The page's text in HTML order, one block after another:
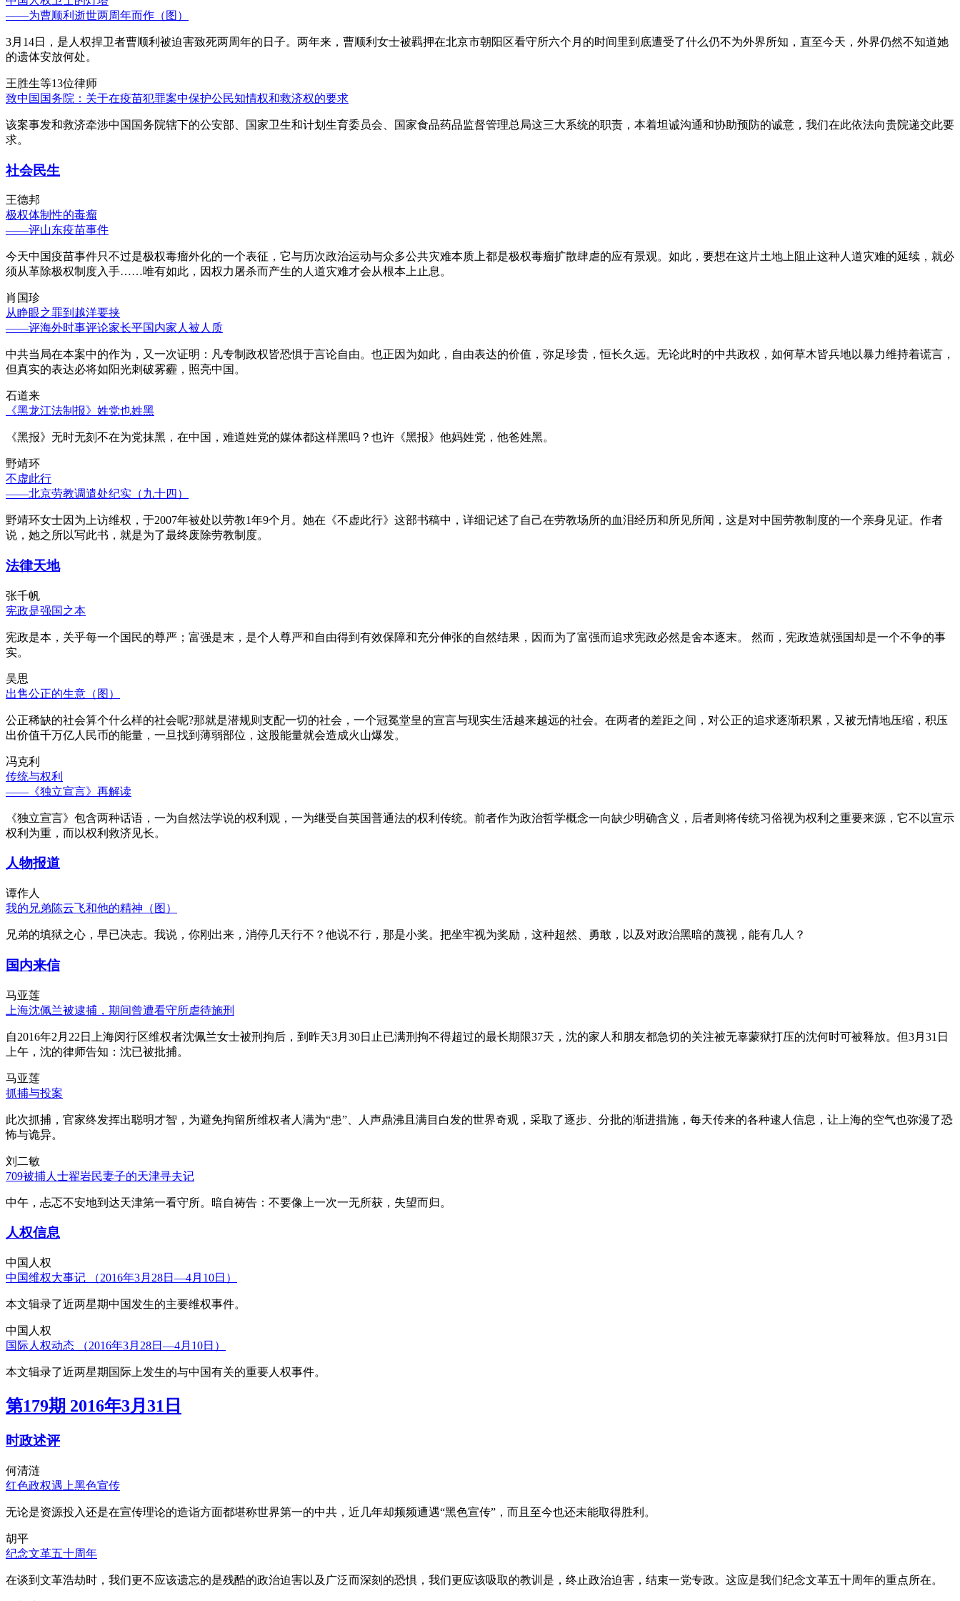
——为曹顺利逝世两周年而作（图）
3月14日，是人权捍卫者曹顺利被迫害致死两周年的日子。两年来，曹顺利女士被羁押在北京市朝阳区看守所六个月的时间里到底遭受了什么仍不为外界所知，直至今天，外界仍然不知道她
的遗体安放何处。
王胜生等13位律师
致中国国务院：关于在疫苗犯罪案中保护公民知情权和救济权的要求
该案事发和救济牵涉中国国务院辖下的公安部、国家卫生和计划生育委员会、国家食品药品监督管理总局这三大系统的职责，本着坦诚沟通和协助预防的诚意，我们在此依法向贵院递交此要
求。
社会民生
王德邦
极权体制性的毒瘤
——评山东疫苗事件
今天中国疫苗事件只不过是极权毒瘤外化的一个表征，它与历次政治运动与众多公共灾难本质上都是极权毒瘤扩散肆虐的应有景观。如此，要想在这片土地上阻止这种人道灾难的延续，就必
须从革除极权制度入手……唯有如此，因权力屠杀而产生的人道灾难才会从根本上止息。
肖国珍
从睁眼之罪到越洋要挟
——评海外时事评论家长平国内家人被人质
中共当局在本案中的作为，又一次证明：凡专制政权皆恐惧于言论自由。也正因为如此，自由表达的价值，弥足珍贵，恒长久远。无论此时的中共政权，如何草木皆兵地以暴力维持着谎言，
但真实的表达必将如阳光刺破雾霾，照亮中国。
石道来
《黑龙江法制报》姓党也姓黑
《黑报》无时无刻不在为党抹黑，在中国，难道姓党的媒体都这样黑吗？也许《黑报》他妈姓党，他爸姓黑。
野靖环
不虚此行
——北京劳教调遣处纪实（九十四）
野靖环女士因为上访维权，于2007年被处以劳教1年9个月。她在《不虚此行》这部书稿中，详细记述了自己在劳教场所的血泪经历和所见所闻，这是对中国劳教制度的一个亲身见证。作者
说，她之所以写此书，就是为了最终废除劳教制度。
法律天地
张千帆
宪政是强国之本
宪政是本，关乎每一个国民的尊严；富强是末，是个人尊严和自由得到有效保障和充分伸张的自然结果，因而为了富强而追求宪政必然是舍本逐末。 然而，宪政造就强国却是一个不争的事
实。
吴思
出售公正的生意（图）
公正稀缺的社会算个什么样的社会呢?那就是潜规则支配一切的社会，一个冠冕堂皇的宣言与现实生活越来越远的社会。在两者的差距之间，对公正的追求逐渐积累，又被无情地压缩，积压
出价值千万亿人民币的能量，一旦找到薄弱部位，这股能量就会造成火山爆发。
冯克利
传统与权利
——《独立宣言》再解读
《独立宣言》包含两种话语，一为自然法学说的权利观，一为继受自英国普通法的权利传统。前者作为政治哲学概念一向缺少明确含义，后者则将传统习俗视为权利之重要来源，它不以宣示
权利为重，而以权利救济见长。
人物报道
谭作人
我的兄弟陈云飞和他的精神（图）
兄弟的填狱之心，早已决志。我说，你刚出来，消停几天行不？他说不行，那是小奖。把坐牢视为奖励，这种超然、勇敢，以及对政治黑暗的蔑视，能有几人？
国内来信
马亚莲
上海沈佩兰被逮捕，期间曾遭看守所虐待施刑
自2016年2月22日上海闵行区维权者沈佩兰女士被刑拘后，到昨天3月30日止已满刑拘不得超过的最长期限37天，沈的家人和朋友都急切的关注被无辜蒙狱打压的沈何时可被释放。但3月31日
上午，沈的律师告知：沈已被批捕。
马亚莲
抓捕与投案
此次抓捕，官家终发挥出聪明才智，为避免拘留所维权者人满为“患”、人声鼎沸且满目白发的世界奇观，采取了逐步、分批的渐进措施，每天传来的各种逮人信息，让上海的空气也弥漫了恐
怖与诡异。
刘二敏
709被捕人士翟岩民妻子的天津寻夫记
中午，忐忑不安地到达天津第一看守所。暗自祷告：不要像上一次一无所获，失望而归。
人权信息
中国人权
中国维权大事记 （2016年3月28日—4月10日）
本文辑录了近两星期中国发生的主要维权事件。
中国人权
国际人权动态 （2016年3月28日—4月10日）
本文辑录了近两星期国际上发生的与中国有关的重要人权事件。
第179期 2016年3月31日
时政述评
何清涟
红色政权遇上黑色宣传
无论是资源投入还是在宣传理论的造诣方面都堪称世界第一的中共，近几年却频频遭遇“黑色宣传”，而且至今也还未能取得胜利。
胡平
纪念文革五十周年
在谈到文革浩劫时，我们更不应该遗忘的是残酷的政治迫害以及广泛而深刻的恐惧，我们更应该吸取的教训是，终止政治迫害，结束一党专政。这应是我们纪念文革五十周年的重点所在。